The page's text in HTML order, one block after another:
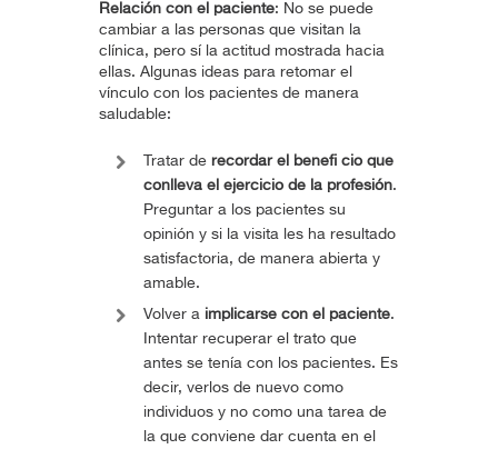
Relación con el paciente: No se puede
cambiar a las personas que visitan la
clínica, pero sí la actitud mostrada hacia
ellas. Algunas ideas para retomar el
vínculo con los pacientes de manera
saludable:
Tratar de recordar el benefi cio que
conlleva el ejercicio de la profesión.
Preguntar a los pacientes su
opinión y si la visita les ha resultado
satisfactoria, de manera abierta y
amable.
Volver a implicarse con el paciente.
Intentar recuperar el trato que
antes se tenía con los pacientes. Es
decir, verlos de nuevo como
individuos y no como una tarea de
la que conviene dar cuenta en el